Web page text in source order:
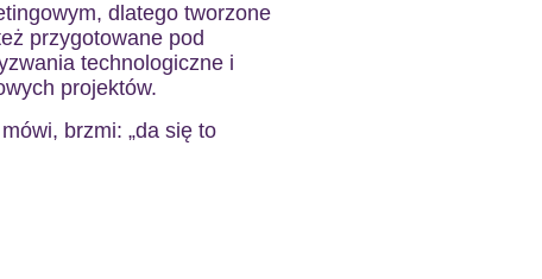
dlatego tworzone
przygotowane pod
technologiczne i
projektów.
brzmi: „da się to